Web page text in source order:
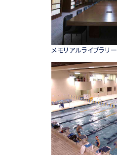
メモリアルライブラリー